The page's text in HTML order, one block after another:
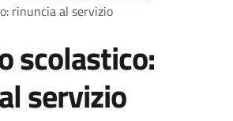
rinuncia al servizio
scolastico:
servizio